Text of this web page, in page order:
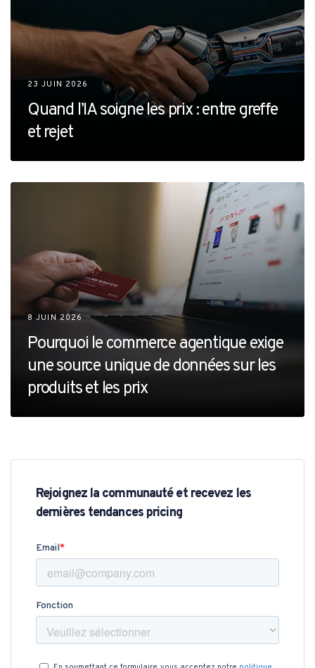
23 JUIN 2026
Quand l’IA soigne les prix : entre greffe
et rejet
8 JUIN 2026
Pourquoi le commerce agentique exige
une source unique de données sur les
produits et les prix
Rejoignez la communauté et recevez les
dernières tendances pricing